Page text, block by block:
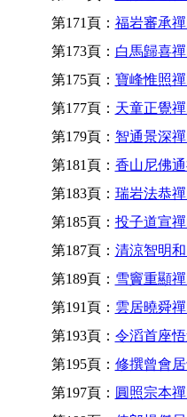
第171頁： 福岩審承
第173頁： 白馬歸喜
第175頁： 寶峰惟照
第177頁： 天童正覺
第179頁： 智通景深
第181頁： 香山尼佛
第183頁： 瑞岩法恭
第185頁： 投子道宣
第187頁： 清涼智明
第189頁： 雪竇重顯
第191頁： 雲居曉舜
第193頁： 令滔首座
第195頁： 修撰曾會
第197頁： 圓照宗本